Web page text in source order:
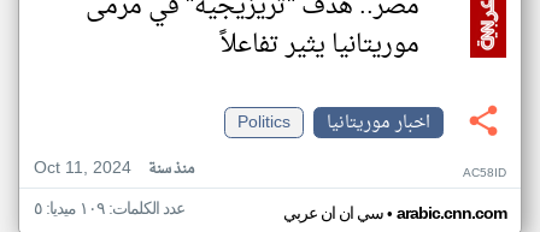
موريتانيا يثير تفاعلاً
اخبار موريتانيا
Politics
Oct 11, 2024
منذ سنة AC58ID
سي ان ان عربي• arabic.cnn.com عدد الكلمات: ١٠٩ ميديا: ٥